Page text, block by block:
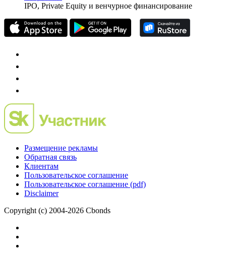
частного инвестора России
проект о российском рынке M&A
Preqveca.ru
Размещение рекламы
Обратная связь
Пользовательское соглашение
Copyright (c) 2004-2026 Cbonds